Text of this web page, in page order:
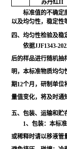
苏丹红II
标准值的不确定
以及均匀性，稳定性
四、均匀性检验及稳
依据JJF1343-
后的样品进行随机抽
明，本标准物质均匀
期12个月，研制单位
量值变化，将及时通
五、包装、运输和贮
1、包装：本标
或稀释时请以移液